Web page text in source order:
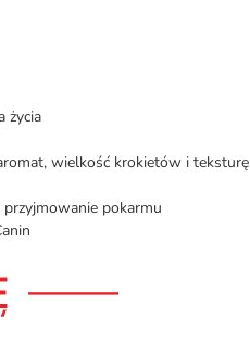
życia
wielkość krokietów i teksturę
pokarmu